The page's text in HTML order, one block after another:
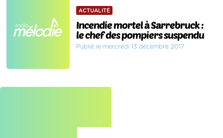
ACTUALITÉ
Incendie mortel à Sarrebruck :
le chef des pompiers suspendu
Publié le mercredi 13 décembre 2017